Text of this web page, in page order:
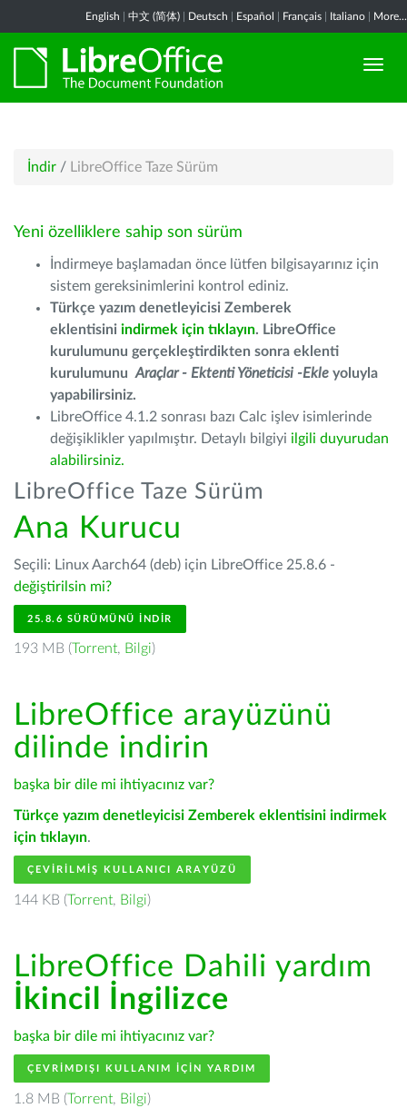
English 中文 (简体) Deutsch Español Français Italiano More...
İndir / LibreOffice Taze Sürüm
Yeni özelliklere sahip son sürüm
İndirmeye başlamadan önce lütfen bilgisayarınız için
sistem gereksinimlerini kontrol ediniz.
Türkçe yazım denetleyicisi Zemberek
eklentisini indirmek için tıklayın. LibreOffice
kurulumunu gerçekleştirdikten sonra eklenti
kurulumunu Araçlar - Ektenti Yöneticisi -Ekle yoluyla
yapabilirsiniz.
LibreOffice 4.1.2 sonrası bazı Calc işlev isimlerinde
değişiklikler yapılmıştır. Detaylı bilgiyi ilgili duyurudan
alabilirsiniz.
LibreOffice Taze Sürüm
Ana Kurucu
Seçili: Linux Aarch64 (deb) için LibreOffice 25.8.6 -
değiştirilsin mi?
25.8.6 SÜRÜMÜNÜ İNDIR
193 MB (Torrent, Bilgi)
LibreOffice arayüzünü
dilinde indirin
başka bir dile mi ihtiyacınız var?
Türkçe yazım denetleyicisi Zemberek eklentisini indirmek
için tıklayın.
ÇEVIRILMIŞ KULLANICI ARAYÜZÜ
144 KB (Torrent, Bilgi)
LibreOffice Dahili yardım
İkincil İngilizce
başka bir dile mi ihtiyacınız var?
ÇEVRIMDIŞI KULLANIM IÇIN YARDIM
1.8 MB (Torrent, Bilgi)